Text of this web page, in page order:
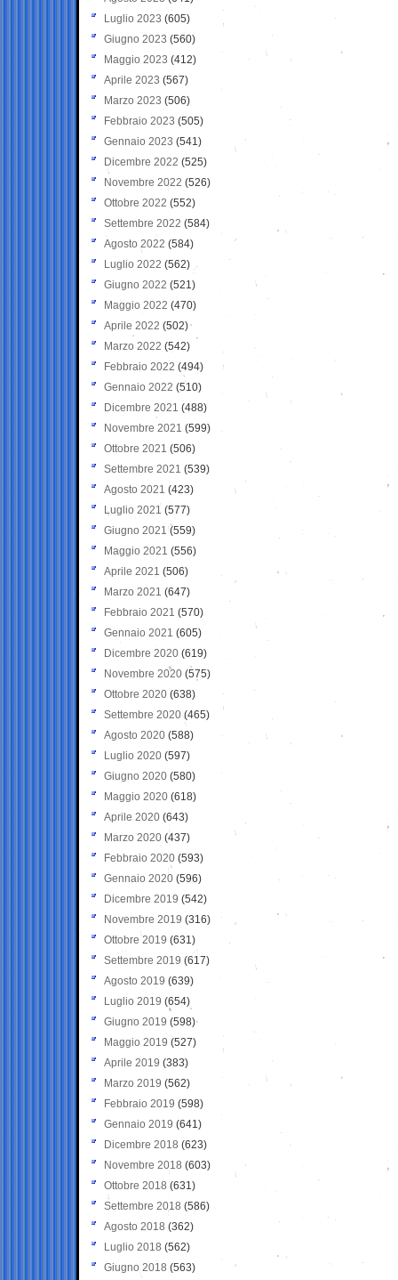
Luglio 2023 (605)
Giugno 2023 (560)
Maggio 2023 (412)
Aprile 2023 (567)
Marzo 2023 (506)
Febbraio 2023 (505)
Gennaio 2023 (541)
Dicembre 2022 (525)
Novembre 2022 (526)
Ottobre 2022 (552)
Settembre 2022 (584)
Agosto 2022 (584)
Luglio 2022 (562)
Giugno 2022 (521)
Maggio 2022 (470)
Aprile 2022 (502)
Marzo 2022 (542)
Febbraio 2022 (494)
Gennaio 2022 (510)
Dicembre 2021 (488)
Novembre 2021 (599)
Ottobre 2021 (506)
Settembre 2021 (539)
Agosto 2021 (423)
Luglio 2021 (577)
Giugno 2021(559)
Maggio 2021 (556)
Aprile 2021 (506)
Marzo 2021 (647)
Febbraio 2021 (570)
Gennaio 2021 (605)
Dicembre 2020 (619)
Novembre 2020 (575)
Ottobre 2020 (638)
Settembre 2020(465)
Agosto 2020 (588)
Luglio 2020 (597)
Giugno 2020 (580)
Maggio 2020 (618)
Aprile 2020 (643)
Marzo 2020 (437)
Febbraio 2020 (593)
Gennaio 2020 (596)
Dicembre 2019 (542)
Novembre 2019 (316)
Ottobre 2019 (631)
Settembre 2019 (617)
Agosto 2019 (639)
Luglio 2019 (654)
Giugno 2019 (598)
Maggio 2019 (527)
Aprile 2019 (383)
Marzo 2019 (562)
Febbraio 2019 (598)
Gennaio 2019 (641)
Dicembre 2018 (623)
Novembre 2018 (603)
Ottobre 2018 (631)
Settembre 2018 (586)
Agosto 2018 (362)
Luglio 2018 (562)
Giugno 2018 (563)